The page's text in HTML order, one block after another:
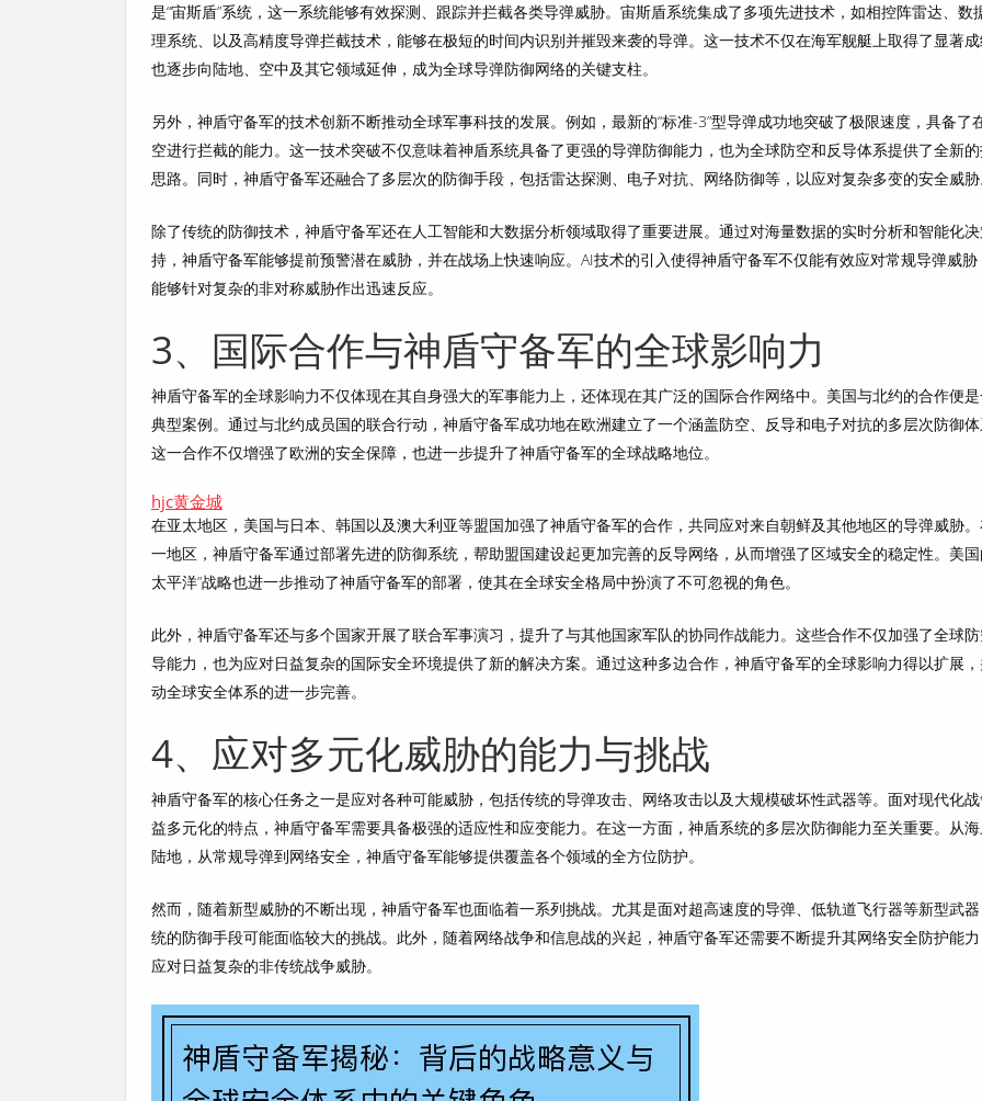
是“宙斯盾”系统，这一系统能够有效探测、跟踪并拦截各类导弹威胁。宙斯盾系统集成了多项先进技术，如相控阵雷达、数
理系统、以及高精度导弹拦截技术，能够在极短的时间内识别并摧毁来袭的导弹。这一技术不仅在海军舰艇上取得了显著成
也逐步向陆地、空中及其它领域延伸，成为全球导弹防御网络的关键支柱。
另外，神盾守备军的技术创新不断推动全球军事科技的发展。例如，最新的“标准-3”型导弹成功地突破了极限速度，具备了
空进行拦截的能力。这一技术突破不仅意味着神盾系统具备了更强的导弹防御能力，也为全球防空和反导体系提供了全新
思路。同时，神盾守备军还融合了多层次的防御手段，包括雷达探测、电子对抗、网络防御等，以应对复杂多变的安全威胁
除了传统的防御技术，神盾守备军还在人工智能和大数据分析领域取得了重要进展。通过对海量数据的实时分析和智能化
持，神盾守备军能够提前预警潜在威胁，并在战场上快速响应。AI技术的引入使得神盾守备军不仅能有效应对常规导弹威胁
能够针对复杂的非对称威胁作出迅速反应。
3、国际合作与神盾守备军的全球影响力
神盾守备军的全球影响力不仅体现在其自身强大的军事能力上，还体现在其广泛的国际合作网络中。美国与北约的合作便
典型案例。通过与北约成员国的联合行动，神盾守备军成功地在欧洲建立了一个涵盖防空、反导和电子对抗的多层次防御体
这一合作不仅增强了欧洲的安全保障，也进一步提升了神盾守备军的全球战略地位。
hjc黄金城
在亚太地区，美国与日本、韩国以及澳大利亚等盟国加强了神盾守备军的合作，共同应对来自朝鲜及其他地区的导弹威胁
一地区，神盾守备军通过部署先进的防御系统，帮助盟国建设起更加完善的反导网络，从而增强了区域安全的稳定性。美国
太平洋”战略也进一步推动了神盾守备军的部署，使其在全球安全格局中扮演了不可忽视的角色。
此外，神盾守备军还与多个国家开展了联合军事演习，提升了与其他国家军队的协同作战能力。这些合作不仅加强了全球防
导能力，也为应对日益复杂的国际安全环境提供了新的解决方案。通过这种多边合作，神盾守备军的全球影响力得以扩展
动全球安全体系的进一步完善。
4、应对多元化威胁的能力与挑战
神盾守备军的核心任务之一是应对各种可能威胁，包括传统的导弹攻击、网络攻击以及大规模破坏性武器等。面对现代化战
益多元化的特点，神盾守备军需要具备极强的适应性和应变能力。在这一方面，神盾系统的多层次防御能力至关重要。从
陆地，从常规导弹到网络安全，神盾守备军能够提供覆盖各个领域的全方位防护。
然而，随着新型威胁的不断出现，神盾守备军也面临着一系列挑战。尤其是面对超高速度的导弹、低轨道飞行器等新型武
统的防御手段可能面临较大的挑战。此外，随着网络战争和信息战的兴起，神盾守备军还需要不断提升其网络安全防护能
应对日益复杂的非传统战争威胁。